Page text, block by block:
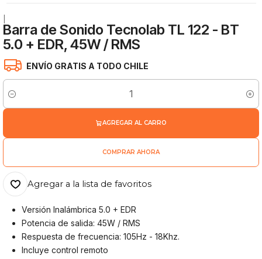
Barra de Sonido Tecnolab TL 122 - BT
5.0 + EDR, 45W / RMS
ENVÍO GRATIS A TODO CHILE
Cantidad
AGREGAR AL CARRO
COMPRAR AHORA
Agregar a la lista de favoritos
Versión Inalámbrica 5.0 + EDR
Potencia de salida: 45W / RMS
Respuesta de frecuencia: 105Hz - 18Khz.
Incluye control remoto